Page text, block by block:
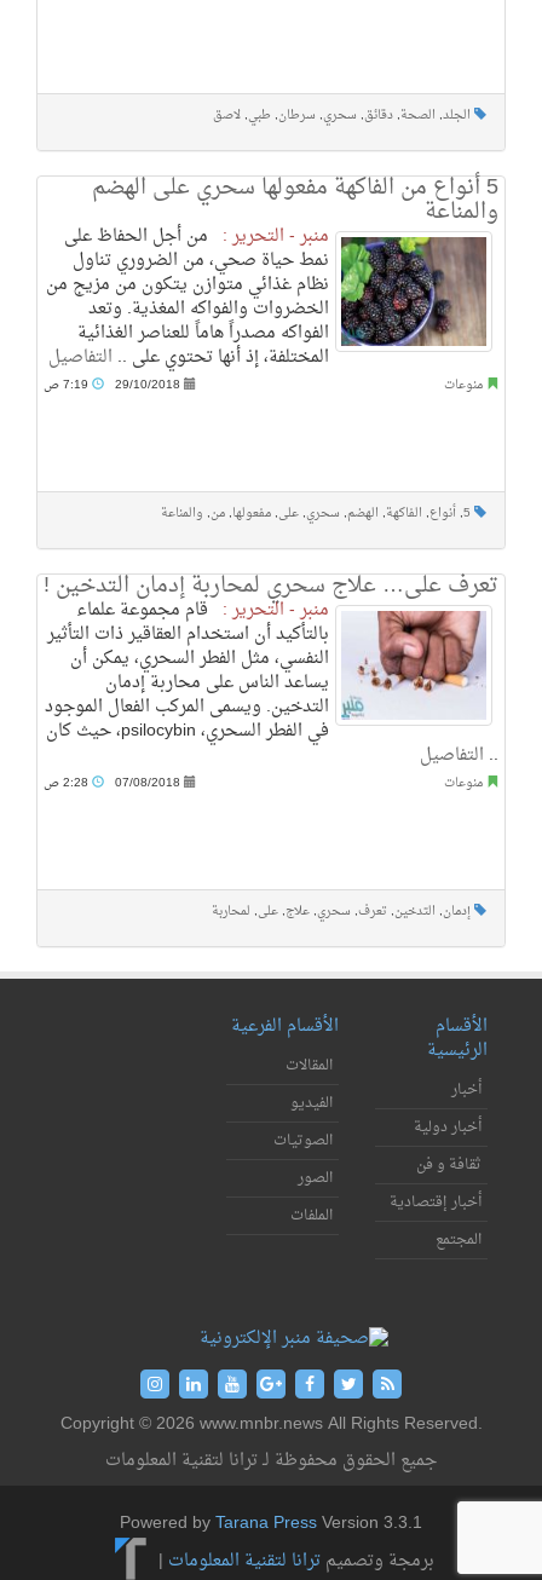
الجلد, الصحة, دقائق, سحري, سرطان, طبي, لاصق
5 أنواع من الفاكهة مفعولها سحري على الهضم
والمناعة
منبر - التحرير : من أجل الحفاظ على
نمط حياة صحي، من الضروري تناول
نظام غذائي متوازن يتكون من مزيج من
الخضروات والفواكه المغذية. وتعد
الفواكه مصدراً هاماً للعناصر الغذائية
المختلفة، إذ أنها تحتوي على .. التفاصيل
منوعات 29/10/2018
5
, أنواع, الفاكهة, الهضم, سحري, على, مفعولها, من, والمناعة
تعرف على… علاج سحري لمحاربة إدمان التدخين !
منبر - التحرير : قام مجموعة علماء
بالتأكيد أن استخدام العقاقير ذات التأثير
النفسي، مثل الفطر السحري، يمكن أن
يساعد الناس على محاربة إدمان
التدخين. ويسمى المركب الفعال الموجود
في الفطر السحري، psilocybin، حيث كان
.. التفاصيل
منوعات 07/08/2018
إدمان, التدخين, تعرف, سحري, علاج, على, لمحاربة
الأقسام
الرئيسية
أخبار
أخبار دولية
ثقافة و فن
أخبار إقتصادية
المجتمع
الأقسام الفرعية
المقالات
الفيديو
الصوتيات
الصور
الملفات
Copyright © 2026 www.mnbr.news All Rights Reserved.
جميع الحقوق محفوظة لـ ترانا لتقنية المعلومات
Powered byTarana PressVersion 3.3.1
برمجة وتصميمترانا لتقنية المعلومات |